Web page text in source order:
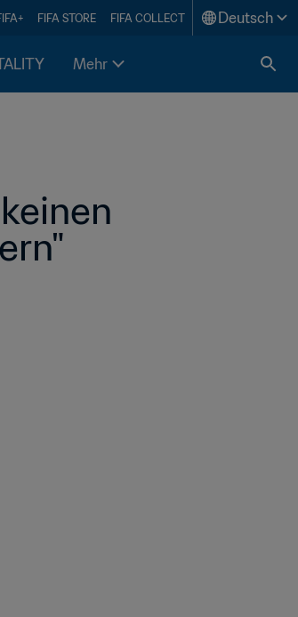
FIFA STORE FIFA COLLECT Deutsch
Mehr